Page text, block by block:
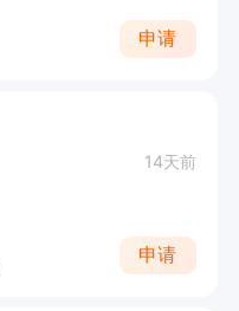
申请
14天前
申请